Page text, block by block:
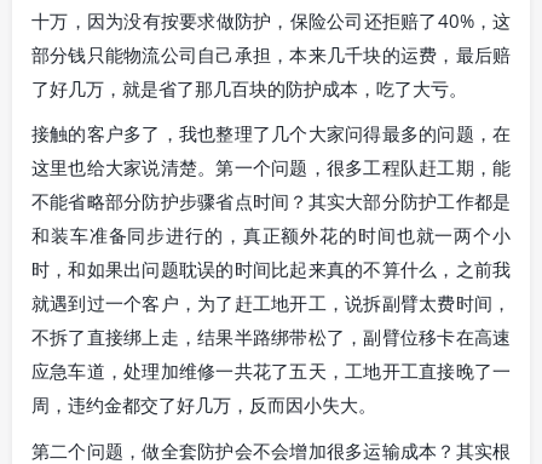
十万，因为没有按要求做防护，保险公司还拒赔了40%，这
部分钱只能物流公司自己承担，本来几千块的运费，最后赔
了好几万，就是省了那几百块的防护成本，吃了大亏。
接触的客户多了，我也整理了几个大家问得最多的问题，在
这里也给大家说清楚。第一个问题，很多工程队赶工期，能
不能省略部分防护步骤省点时间？其实大部分防护工作都是
和装车准备同步进行的，真正额外花的时间也就一两个小
时，和如果出问题耽误的时间比起来真的不算什么，之前我
就遇到过一个客户，为了赶工地开工，说拆副臂太费时间，
不拆了直接绑上走，结果半路绑带松了，副臂位移卡在高速
应急车道，处理加维修一共花了五天，工地开工直接晚了一
周，违约金都交了好几万，反而因小失大。
第二个问题，做全套防护会不会增加很多运输成本？其实根